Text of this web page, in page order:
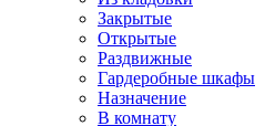
Закрытые
Открытые
Раздвижные
Гардеробные шкафы
Назначение
В комнату